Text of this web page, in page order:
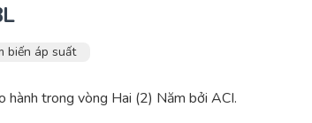
biến áp suất
hành trong vòng Hai (2) Năm bởi ACI.